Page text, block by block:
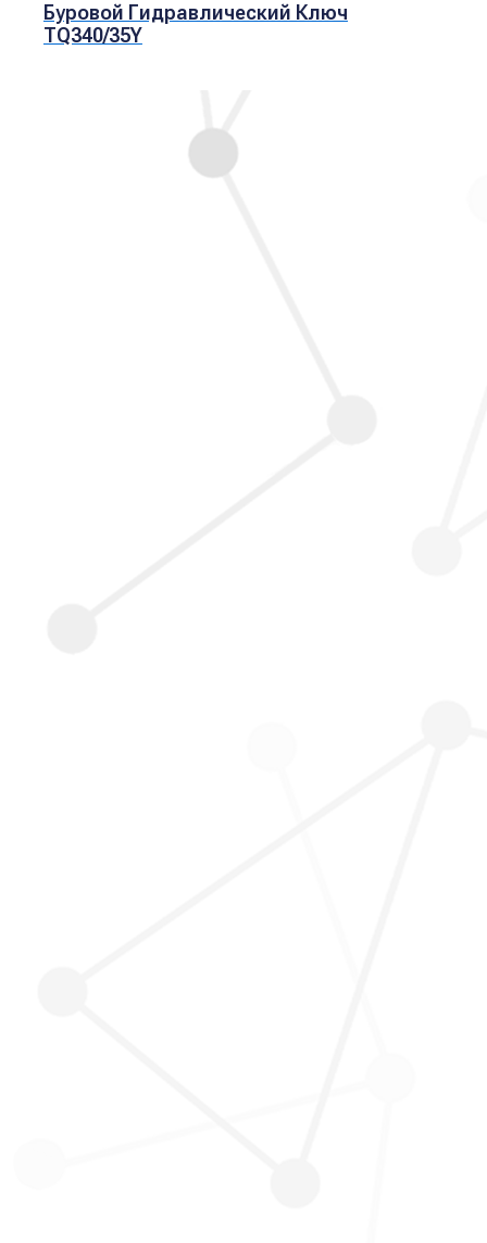
Буровой Гидравлический Ключ
TQ340/35Y